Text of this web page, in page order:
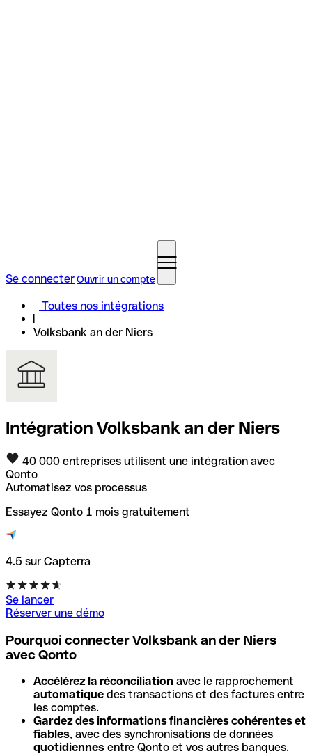
Se connecterOuvrir un compte
Toutes nos intégrations
Volksbank an der Niers
Intégration Volksbank an der Niers
40 000 entreprises utilisent une intégration avec
Qonto
Automatisez vos processus
Essayez Qonto 1 mois gratuitement
4.5 sur Capterra
Se lancer
Réserver une démo
Pourquoi connecter Volksbank an der Niers
avec Qonto
Accélérez la réconciliation avec le rapprochement
automatique des transactions et des factures entre
les comptes.
Gardez des informations financières cohérentes et
fiables, avec des synchronisations de données
quotidiennes entre Qonto et vos autres banques.